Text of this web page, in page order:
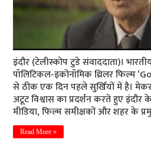
इंदौर (टेलीस्कोप टुडे संवाददाता)।
पॉलिटिकल-इकोनॉमिक थ्रिलर फिल्म
से ठीक एक दिन पहले सुर्खियों में है।
अटूट विश्वास का प्रदर्शन करते हुए इंदौर
मीडिया, फिल्म समीक्षकों और शहर के
Read More »